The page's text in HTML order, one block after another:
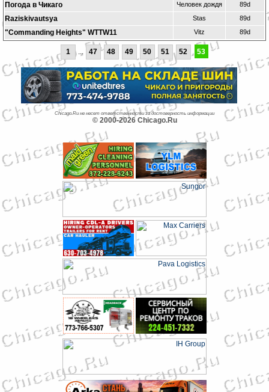
Погода в Чикаго Человек дождя 89d
Raziskivautsya Stas 89d
"Commanding Heights" WTTW11 Vitz 89d
1 ... 47 48 49 50 51 52 53
Chicago.Ru не несет ответственности за достоверность информации
© 2000-2026 Chicago.Ru